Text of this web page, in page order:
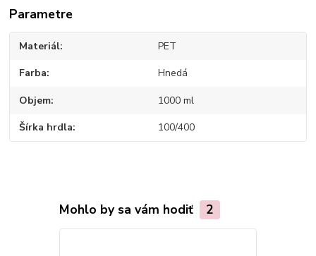
Parametre
Materiál PET
Farba Hnedá
Objem 1000 ml
Šírka hrdla 100/400
Mohlo by sa vám hodiť 2